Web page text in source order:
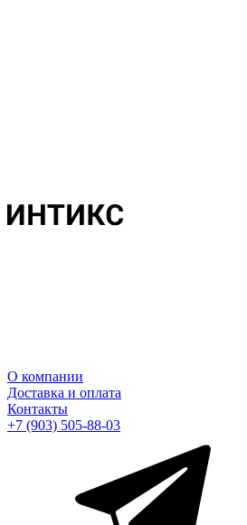
О компании
Доставка и оплата
Контакты
+7 (903) 505-88-03